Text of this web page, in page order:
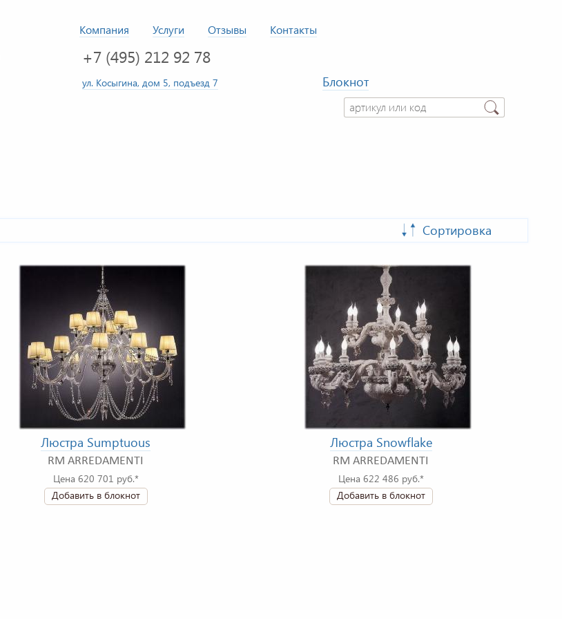
Компания Услуги Отзывы Контакты
+7 (495) 212 92 78
ул. Косыгина, дом 5, подъезд 7
Блокнот
Сортировка
Люстра Sumptuous
RM ARREDAMENTI
Цена 620 701 руб.*
Добавить в блокнот
Люстра Snowflake
RM ARREDAMENTI
Цена 622 486 руб.*
Добавить в блокнот